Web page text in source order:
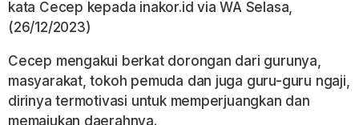
kata Cecep kepada inakor.id via WA Selasa,
(26/12/2023)
Cecep mengakui berkat dorongan dari gurunya,
masyarakat, tokoh pemuda dan juga guru-guru ngaji,
dirinya termotivasi untuk memperjuangkan dan
memajukan daerahnya.